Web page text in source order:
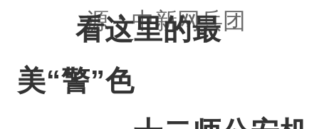
源：中新网兵团
看这里的最
美“警”色